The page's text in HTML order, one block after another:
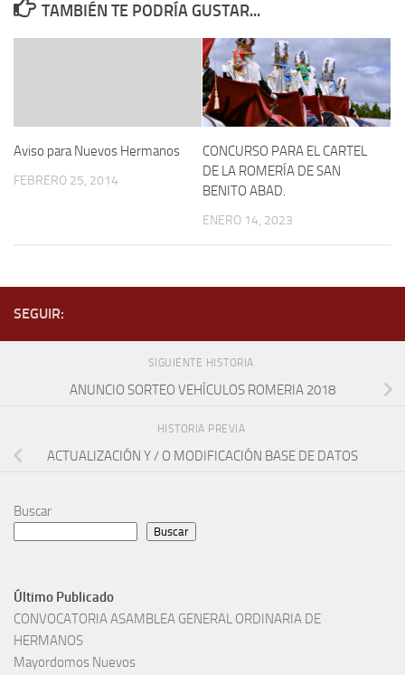
TAMBIÉN TE PODRÍA GUSTAR...
Aviso para Nuevos Hermanos
FEBRERO 25, 2014
CONCURSO PARA EL CARTEL
DE LA ROMERÍA DE SAN
BENITO ABAD.
ENERO 14, 2023
SEGUIR:
SIGUIENTE HISTORIA
ANUNCIO SORTEO VEHÍCULOS ROMERIA 2018
HISTORIA PREVIA
ACTUALIZACIÓN Y / O MODIFICACIÓN BASE DE DATOS
Buscar
Buscar
Último Publicado
CONVOCATORIA ASAMBLEA GENERAL ORDINARIA DE
HERMANOS
Mayordomos Nuevos